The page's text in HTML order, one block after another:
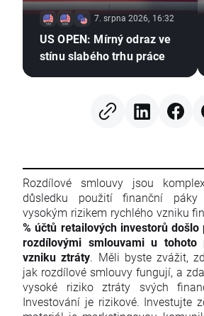
7. srpna 2026, 16:32
US OPEN: Mírný odraz ve
stínu slabého trhu práce
Rozdílové smlouvy jsou
důsledku použití finanční
vysokým rizikem rychlého vzniku
% účtů retailových investorů došlo
rozdílovými smlouvami u tohoto
vzniku ztráty. Měli byste zvážit,
jak rozdílové smlouvy fungují, a
vysoké riziko ztráty svých
Investování je rizikové. Investujte